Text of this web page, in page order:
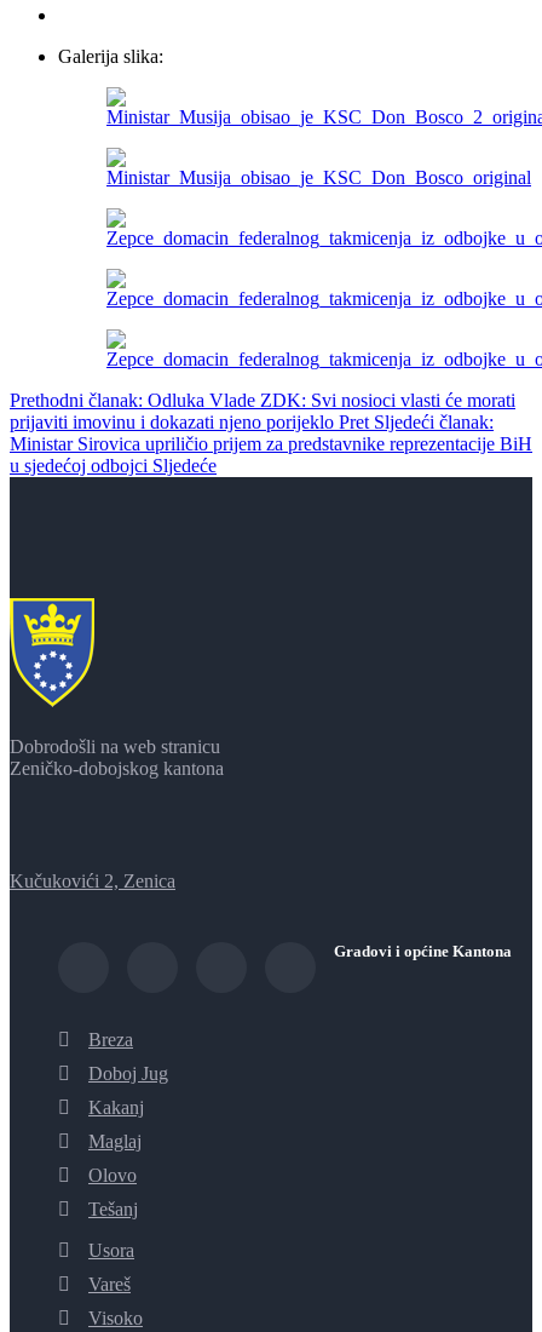
Galerija slika:
Prethodni članak: Odluka Vlade ZDK: Svi nosioci vlasti će morati
prijaviti imovinu i dokazati njeno porijeklo Pret Sljedeći članak:
Ministar Sirovica upriličio prijem za predstavnike reprezentacije BiH
u sjedećoj odbojci Sljedeće
Dobrodošli na web stranicu
Zeničko-dobojskog kantona
Kučukovići 2, Zenica
Gradovi i općine Kantona
Breza
Doboj Jug
Kakanj
Maglaj
Olovo
Tešanj
Usora
Vareš
Visoko